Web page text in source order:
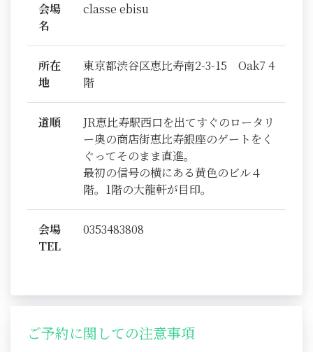
会場
名
classe ebisu
所在
地
東京都渋谷区恵比寿南2-3-15 Oak7 4
階
道順
JR恵比寿駅西口を出てすぐのロータリ
ー奥の商店街恵比寿銀座のゲートをく
ぐってそのまま直進。
最初の信号の横にある黄色のビル４
階。1階の大龍軒が目印。
会場
TEL
0353483808
ご予約に関しての注意事項